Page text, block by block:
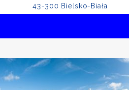
43-300 Bielsko-Biała